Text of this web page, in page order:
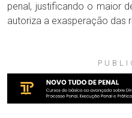
penal, justificando o maior
autoriza a exasperação das